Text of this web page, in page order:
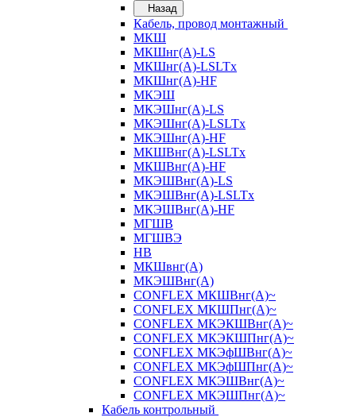
Назад
Кабель, провод монтажный
МКШ
МКШнг(А)-LS
МКШнг(А)-LSLTx
МКШнг(А)-HF
МКЭШ
МКЭШнг(А)-LS
МКЭШнг(А)-LSLTx
МКЭШнг(А)-HF
МКШВнг(A)-LSLTx
МКШВнг(А)-HF
МКЭШВнг(А)-LS
МКЭШВнг(A)-LSLTx
МКЭШВнг(А)-HF
МГШВ
МГШВЭ
НВ
МКШвнг(А)
МКЭШВнг(А)
CONFLEX МКШВнг(А)~
CONFLEX МКШПнг(А)~
CONFLEX МКЭКШВнг(А)~
CONFLEX МКЭКШПнг(А)~
CONFLEX МКЭфШВнг(А)~
CONFLEX МКЭфШПнг(А)~
CONFLEX МКЭШВнг(А)~
CONFLEX МКЭШПнг(А)~
Кабель контрольный